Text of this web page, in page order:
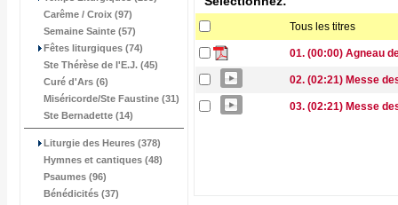
Carême / Croix (97)
Semaine Sainte (57)
Fêtes liturgiques (74)
Ste Thérèse de l'E.J. (45)
Curé d'Ars (6)
Miséricorde/Ste Faustine (31)
Ste Bernadette (14)
Liturgie des Heures (378)
Hymnes et cantiques (48)
Psaumes (96)
Bénédicités (37)
Tous les titres
01. (00:00) Agneau
02. (02:21) Messe
03. (02:21) Messe